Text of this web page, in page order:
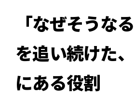
「なぜそうな
を追い続けた
にある役割